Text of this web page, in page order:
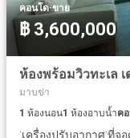
คอนโด·ขาย
฿ 3,600,000
มาบข่า
1 ห้องนอน1 ห้องอาบน้ำค
·เครื่องปรับอากาศ·ที่จอ